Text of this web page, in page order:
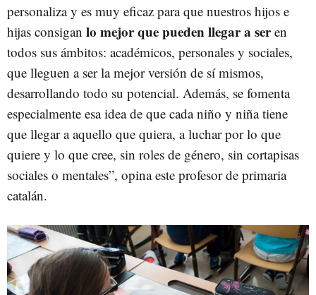
personaliza y es muy eficaz para que nuestros hijos e
hijas consigan lo mejor que pueden llegar a seren
todos sus ámbitos: académicos, personales y sociales,
que lleguen a ser la mejor versión de sí mismos,
desarrollando todo su potencial. Además, se fomenta
especialmente esa idea de que cada niño y niña tiene
que llegar a aquello que quiera, a luchar por lo que
quiere y lo que cree, sin roles de género, sin cortapisas
sociales o mentales”, opina este profesor de primaria
catalán.